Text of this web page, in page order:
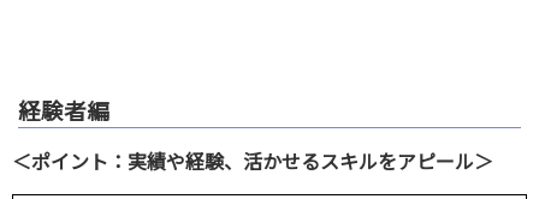
経験者編
＜ポイント：実績や経験、活かせるスキルをアピール＞